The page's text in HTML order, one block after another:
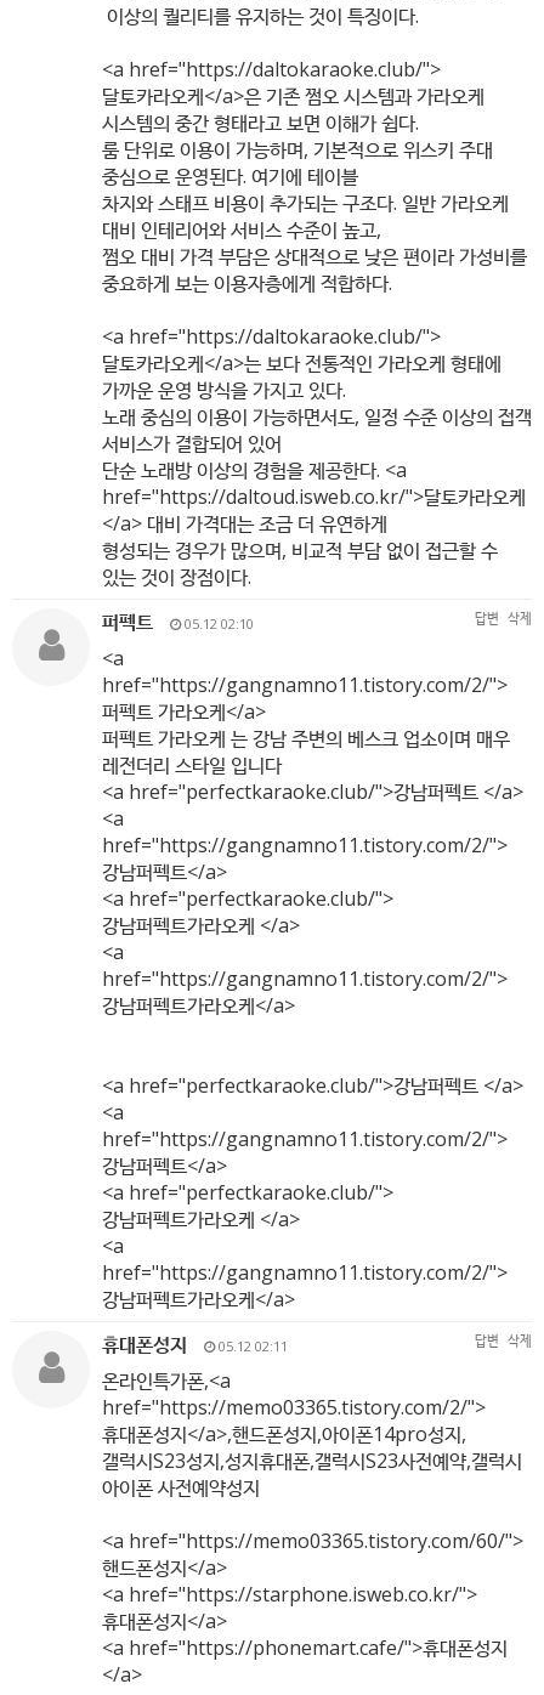
이상의 퀄리티를 유지하는 것이 특징이다.
<a href="https://daltokaraoke.club/">
달토카라오케</a>은 기존 쩜오 시스템과 가라오케
시스템의 중간 형태라고 보면 이해가 쉽다.
룸 단위로 이용이 가능하며, 기본적으로 위스키 주대
중심으로 운영된다. 여기에 테이블
차지와 스태프 비용이 추가되는 구조다. 일반 가라오케
대비 인테리어와 서비스 수준이 높고,
쩜오 대비 가격 부담은 상대적으로 낮은 편이라 가성비를
중요하게 보는 이용자층에게 적합하다.
<a href="https://daltokaraoke.club/">
달토카라오케</a>는 보다 전통적인 가라오케 형태에
가까운 운영 방식을 가지고 있다.
노래 중심의 이용이 가능하면서도, 일정 수준 이상의 접객
서비스가 결합되어 있어
단순 노래방 이상의 경험을 제공한다. <a
href="https://daltoud.isweb.co.kr/">달토카라오케
</a> 대비 가격대는 조금 더 유연하게
형성되는 경우가 많으며, 비교적 부담 없이 접근할 수
있는 것이 장점이다.
퍼펙트
05.12 02:10 답변 삭제
<a
href="https://gangnamno11.tistory.com/2/">
퍼펙트 가라오케</a>
퍼펙트 가라오케 는 강남 주변의 베스크 업소이며 매우
레전더리 스타일 입니다
<a href="perfectkaraoke.club/">강남퍼펙트 </a>
<a
href="https://gangnamno11.tistory.com/2/">
강남퍼펙트</a>
<a href="perfectkaraoke.club/">
강남퍼펙트가라오케 </a>
<a
href="https://gangnamno11.tistory.com/2/">
강남퍼펙트가라오케</a>
<a href="perfectkaraoke.club/">강남퍼펙트 </a>
<a
href="https://gangnamno11.tistory.com/2/">
강남퍼펙트</a>
<a href="perfectkaraoke.club/">
강남퍼펙트가라오케 </a>
<a
href="https://gangnamno11.tistory.com/2/">
강남퍼펙트가라오케</a>
휴대폰성지
05.12 02:11 답변 삭제
온라인특가폰,<a
href="https://memo03365.tistory.com/2/">
휴대폰성지</a>,핸드폰성지,아이폰14pro성지,
갤럭시S23성지,성지휴대폰,갤럭시S23사전예약,갤럭시
아이폰 사전예약성지
<a href="https://memo03365.tistory.com/60/">
핸드폰성지</a>
<a href="https://starphone.isweb.co.kr/">
휴대폰성지</a>
<a href="https://phonemart.cafe/">휴대폰성지
</a>